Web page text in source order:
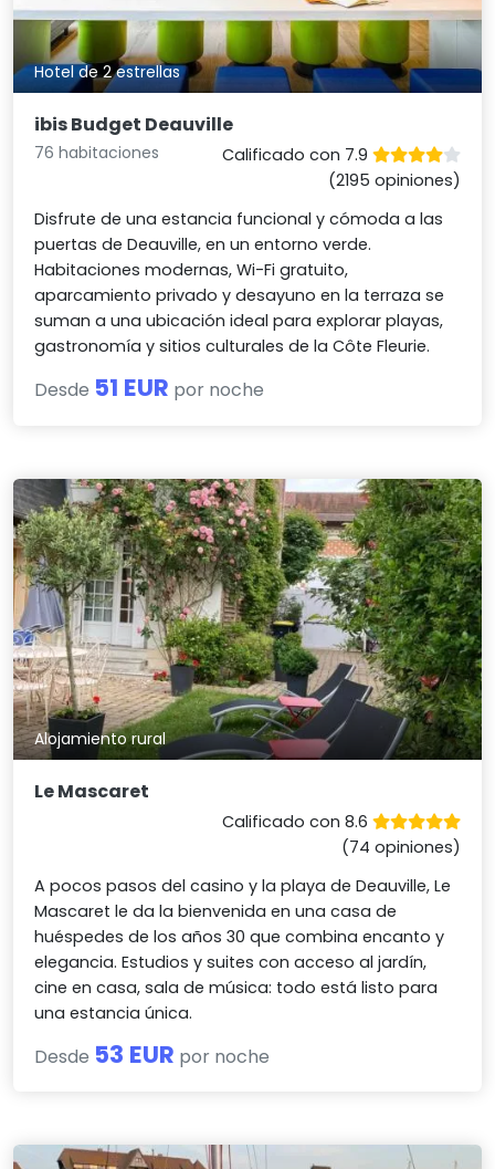
Hotel de 2 estrellas
ibis Budget Deauville
76 habitaciones
Calificado con 7.9
(2195 opiniones)
Disfrute de una estancia funcional y cómoda a las
puertas de Deauville, en un entorno verde.
Habitaciones modernas, Wi-Fi gratuito,
aparcamiento privado y desayuno en la terraza se
suman a una ubicación ideal para explorar playas,
gastronomía y sitios culturales de la Côte Fleurie.
Desde 51 EUR por noche
Alojamiento rural
Le Mascaret
Calificado con 8.6
(74 opiniones)
A pocos pasos del casino y la playa de Deauville, Le
Mascaret le da la bienvenida en una casa de
huéspedes de los años 30 que combina encanto y
elegancia. Estudios y suites con acceso al jardín,
cine en casa, sala de música: todo está listo para
una estancia única.
Desde 53 EUR por noche